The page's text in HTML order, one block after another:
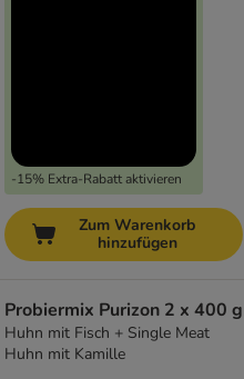
-15% Extra-Rabatt aktivieren
Zum Warenkorb
hinzufügen
Probiermix Purizon 2 x 400 g
Huhn mit Fisch + Single Meat
Huhn mit Kamille